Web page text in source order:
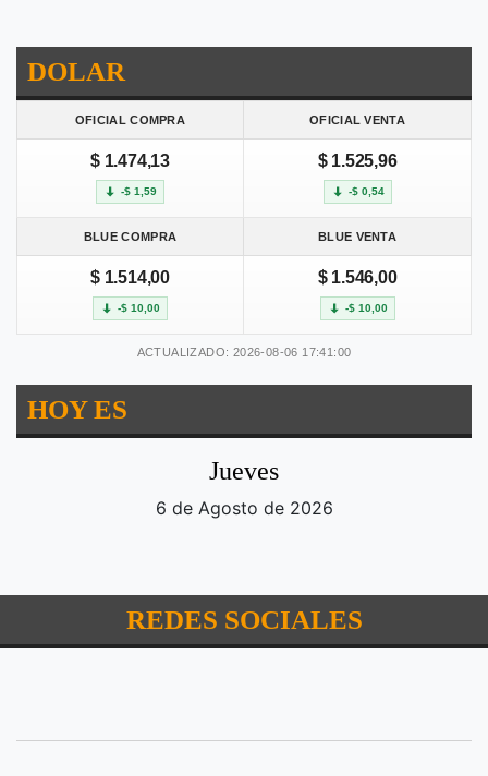
DOLAR
OFICIAL COMPRA OFICIAL VENTA
$ 1.474,13
-$ 1,59
$ 1.525,96
-$ 0,54
BLUE COMPRA BLUE VENTA
$ 1.514,00
-$ 10,00
$ 1.546,00
-$ 10,00
ACTUALIZADO: 2026-08-06 17:41:00
HOY ES
Jueves
6 de Agosto de 2026
REDES SOCIALES